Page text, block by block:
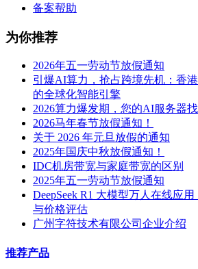
备案帮助
为你推荐
2026年五一劳动节放假通知
引爆AI算力，抢占跨境先机：香
的全球化智能引擎
2026算力爆发期，您的AI服务器
2026马年春节放假通知！
关于 2026 年元旦放假的通知
2025年国庆中秋放假通知！
IDC机房带宽与家庭带宽的区别
2025年五一劳动节放假通知
DeepSeek R1 大模型万人在线应
与价格评估
广州字符技术有限公司企业介绍
推荐产品